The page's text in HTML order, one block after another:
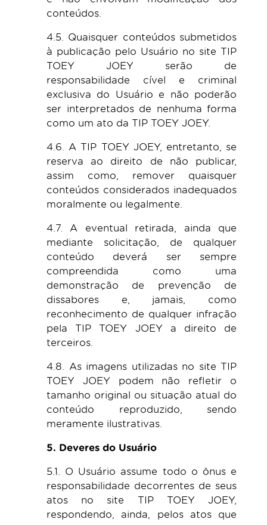
conteúdos.
4.5. Quaisquer conteúdos submetidos
à publicação pelo Usuário no site TIP
TOEY JOEY serão de
responsabilidade cível e criminal
exclusiva do Usuário e não poderão
ser interpretados de nenhuma forma
como um ato da TIP TOEY JOEY.
4.6. A TIP TOEY JOEY, entretanto, se
reserva ao direito de não publicar,
assim como, remover quaisquer
conteúdos considerados inadequados
moralmente ou legalmente.
4.7. A eventual retirada, ainda que
mediante solicitação, de qualquer
conteúdo deverá ser sempre
compreendida como uma
demonstração de prevenção de
dissabores e, jamais, como
reconhecimento de qualquer infração
pela TIP TOEY JOEY a direito de
terceiros.
4.8. As imagens utilizadas no site TIP
TOEY JOEY podem não refletir o
tamanho original ou situação atual do
conteúdo reproduzido, sendo
meramente ilustrativas.
5. Deveres do Usuário
5.1. O Usuário assume todo o ônus e
responsabilidade decorrentes de seus
atos no site TIP TOEY JOEY,
respondendo, ainda, pelos atos que